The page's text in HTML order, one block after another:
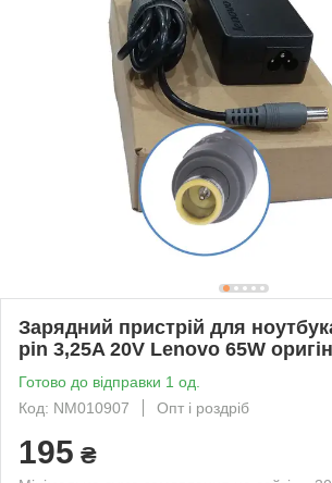
Зарядний пристрій для
pin 3,25A 20V Lenovo 65W
Готово до відправки 1 од.
Код: NM010907
Опт і роздріб
195 ₴